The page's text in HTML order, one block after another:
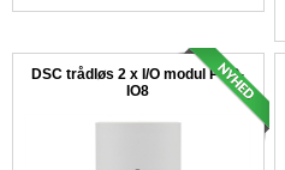
DSC trådløs 2 x I/O modul PGP-
IO8